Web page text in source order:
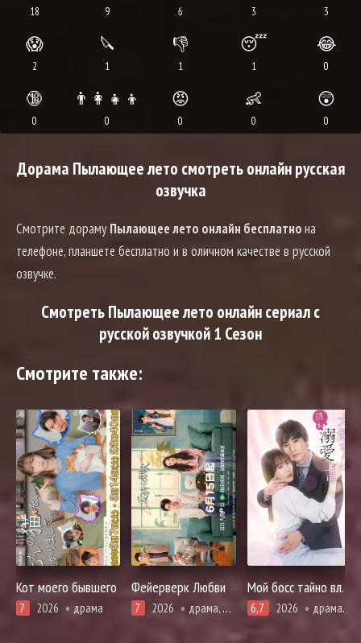
18 9 6 3 3
😱
2
🔪
1
👎
1
😴
1
😂
0
🔞
0
👨‍👩‍👧‍👦
0
😡
0
👶
0
😲
0
Дорама Пылающее лето смотреть онлайн русская
озвучка
Смотрите дорамуПылающее лето онлайн бесплатнона
телефоне, планшете бесплатно и в оличном качестве в русской
озвучке.
Смотреть Пылающее лето онлайн сериал с
русской озвучкой 1 Сезон
Смотрите также:
Кот моего бывшего
7 2026 драма
Фейерверк Любви
7 2026 драма, комедия, романтика
Мой босс тайно влюблён в меня
6,7 2026 драма, романтика